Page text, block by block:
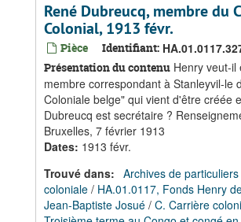
René Dubreucq, membre du
Colonial, 1913 févr.
Pièce Identifiant:
Présentation du contenu Henry veut-il
membre correspondant à Stanleyvil-le
Coloniale belge" qui vient d'être créée
Dubreucq est secrétaire ?
Bruxelles, 7 février 1913
Dates: 1913 févr.
Trouvé dans: Archives de
coloniale / HA.01.0117, Fonds Henry
Jean-Baptiste Josué / C. Carrière